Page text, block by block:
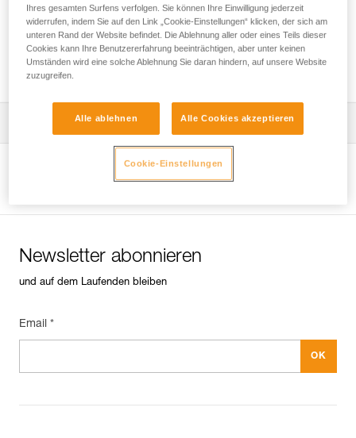
Slackline-System mit den Bohrhaken
COEUR PULSE und COEUR BOLT
Die Gebrauchsanleitung herunterladen
Technical Notice
Newsletter abonnieren
und auf dem Laufenden bleiben
Email *
Ihres gesamten Surfens verfolgen. Sie können Ihre Einwilligung jederzeit
widerrufen, indem Sie auf den Link „Cookie-Einstellungen“ klicken, der sich am
unteren Rand der Website befindet. Die Ablehnung aller oder eines Teils dieser
Cookies kann Ihre Benutzererfahrung beeinträchtigen, aber unter keinen
Umständen wird eine solche Ablehnung Sie daran hindern, auf unsere Website
zuzugreifen.
Alle ablehnen Alle Cookies akzeptieren
Cookie-Einstellungen